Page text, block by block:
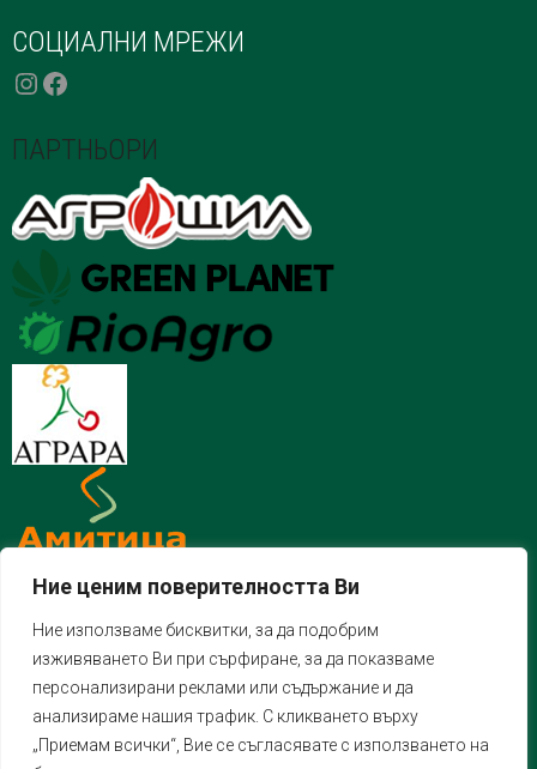
Ние ценим поверителността Ви
Ние използваме бисквитки, за да подобрим
изживяването Ви при сърфиране, за да показваме
персонализирани реклами или съдържание и да
анализираме нашия трафик. С кликването върху
„Приемам всички“, Вие се съгласявате с използването на
СОЦИАЛНИ МРЕЖИ
INSTAGRAM
FACEBOOK
ПАРТНЬОРИ